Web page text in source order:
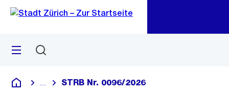
Navigation
Sprunglink
Menü
Deutsch
Blende alle Breadcrumbs ein
STRB Nr. 0096/2026